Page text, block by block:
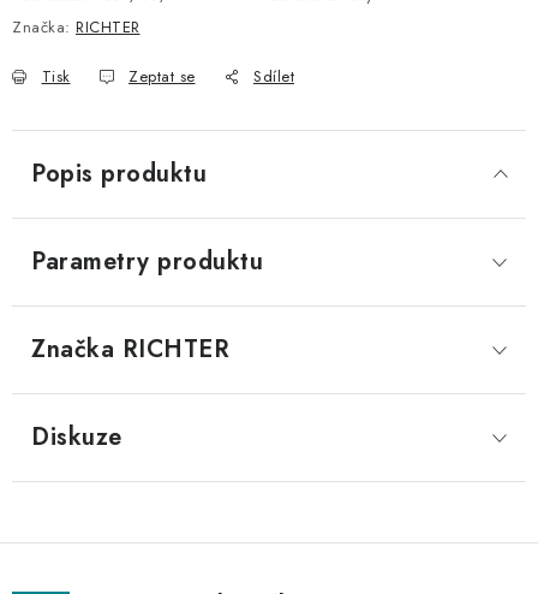
POKLADNIČKY NA ZÁMEK
TREZORY
ZNAČKY
Oboroví ODBORNÍCI
Značka: RICHTER
Tisk Zeptat se Sdílet
Popis produktu
Parametry produktu
Značka RICHTER
Diskuze